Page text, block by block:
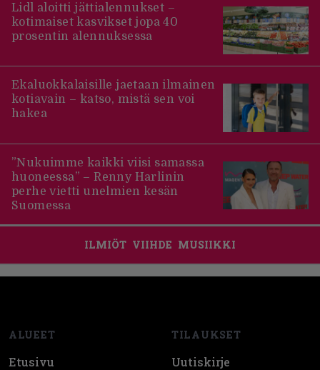
Lidl aloitti jättialennukset –
kotimaiset kasvikset jopa 40
prosentin alennuksessa
Ekaluokkalaisille jaetaan ilmainen
kotiavain – katso, mistä sen voi
hakea
”Nukuimme kaikki viisi samassa
huoneessa” – Renny Harlinin
perhe vietti unelmien kesän
Suomessa
ILMIÖT VIIHDE MUSIIKKI
ALUEET
Etusivu
TILAUKSET
Uutiskirje